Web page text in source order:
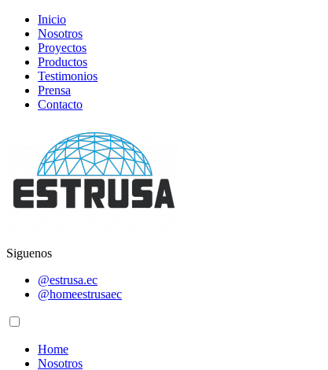
Inicio
Nosotros
Proyectos
Productos
Testimonios
Prensa
Contacto
Siguenos
@estrusa.ec
@homeestrusaec
Home
Nosotros